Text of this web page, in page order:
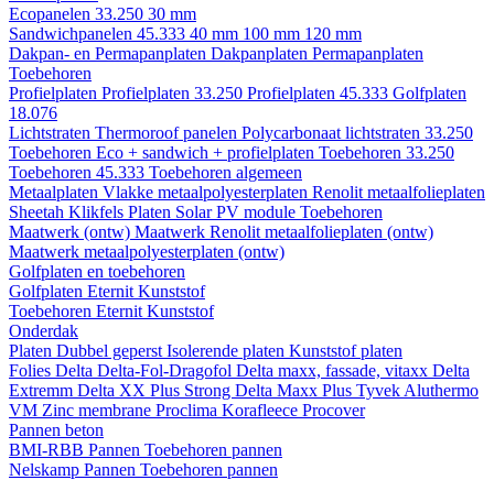
Ecopanelen 33.250 30 mm
Sandwichpanelen 45.333 40 mm 100 mm 120 mm
Dakpan- en Permapanplaten Dakpanplaten Permapanplaten
Toebehoren
Profielplaten Profielplaten 33.250 Profielplaten 45.333 Golfplaten
18.076
Lichtstraten Thermoroof panelen Polycarbonaat lichtstraten 33.250
Toebehoren Eco + sandwich + profielplaten Toebehoren 33.250
Toebehoren 45.333 Toebehoren algemeen
Metaalplaten Vlakke metaalpolyesterplaten Renolit metaalfolieplaten
Sheetah Klikfels Platen Solar PV module Toebehoren
Maatwerk (ontw) Maatwerk Renolit metaalfolieplaten (ontw)
Maatwerk metaalpolyesterplaten (ontw)
Golfplaten en toebehoren
Golfplaten Eternit Kunststof
Toebehoren Eternit Kunststof
Onderdak
Platen Dubbel geperst Isolerende platen Kunststof platen
Folies Delta Delta-Fol-Dragofol Delta maxx, fassade, vitaxx Delta
Extremm Delta XX Plus Strong Delta Maxx Plus Tyvek Aluthermo
VM Zinc membrane Proclima Korafleece Procover
Pannen beton
BMI-RBB Pannen Toebehoren pannen
Nelskamp Pannen Toebehoren pannen